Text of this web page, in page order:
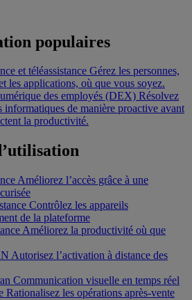
populaires
et téléassistance Gérez les personnes,
les applications, où que vous soyez.
des employés (DEX) Résolvez
informatiques de manière proactive avant
la productivité.
Améliorez l’accès grâce à une
Contrôlez les appareils
de la plateforme
Améliorez la productivité où que
Autorisez l’activation à distance des
Communication visuelle en temps réel
Rationalisez les opérations après-vente